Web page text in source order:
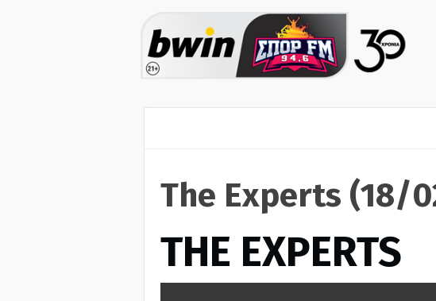
The Experts (18/
THE EXPERTS